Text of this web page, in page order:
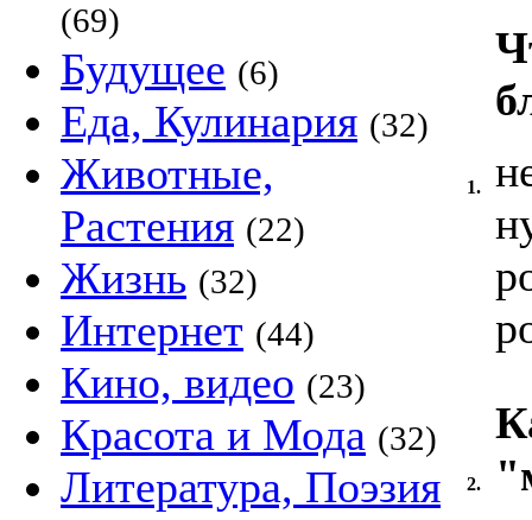
(69)
Будущее (6)
Еда, Кулинария (32)
Животные,
Растения (22)
Жизнь (32)
Интернет (44)
Кино, видео (23)
Красота и Мода (32)
Литература, Поэзия
1.
2.